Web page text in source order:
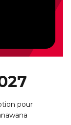
pour